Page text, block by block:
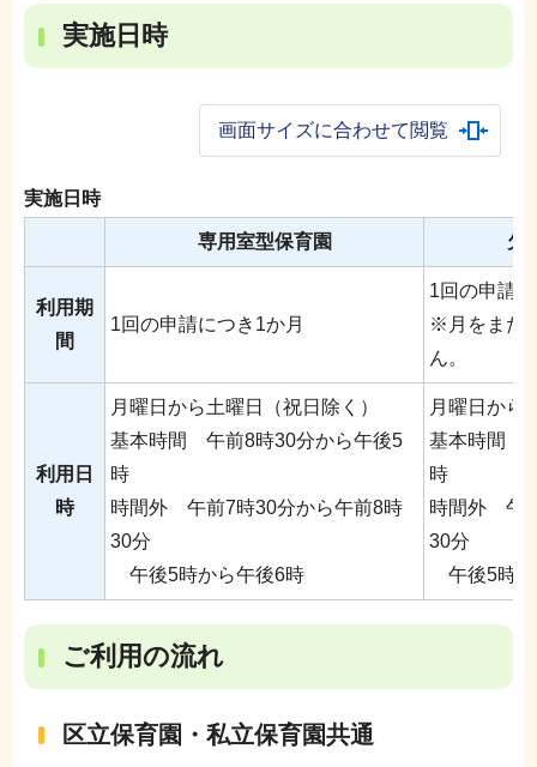
実施日時
画面サイズに合わせて閲覧
実施日時
専用室型保育園 欠
利用期
間
1回の申請につき1か月
1回の申請
※月をまた
ん。
利用日
時
月曜日から土曜日（祝日除く）
基本時間 午前8時30分から午後5
時
時間外 午前7時30分から午前8時
30分
午後5時から午後6時
月曜日から
基本時間
時
時間外 午
30分
午後5時か
ご利用の流れ
区立保育園・私立保育園共通